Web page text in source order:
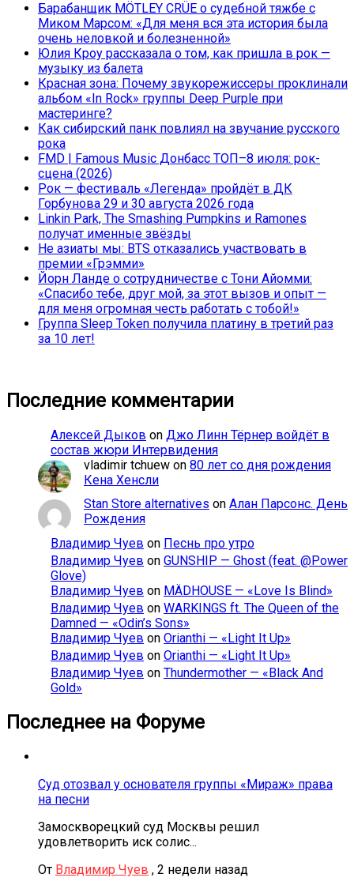
Барабанщик MÖTLEY CRÜE о судебной тяжбе с
Миком Марсом: «Для меня вся эта история была
очень неловкой и болезненной»
Юлия Кроу рассказала о том, как пришла в рок —
музыку из балета
Красная зона: Почему звукорежиссеры проклинали
альбом «In Rock» группы Deep Purple при
мастеринге?
Как сибирский панк повлиял на звучание русского
рока
FMD | Famous Music Донбасс ТОП–8 июля: рок-
сцена (2026)
Рок — фестиваль «Легенда» пройдёт в ДК
Горбунова 29 и 30 августа 2026 года
Linkin Park, The Smashing Pumpkins и Ramones
получат именные звёзды
Не азиаты мы: BTS отказались участвовать в
премии «Грэмми»
Йорн Ланде о сотрудничестве с Тони Айомми:
«Спасибо тебе, друг мой, за этот вызов и опыт —
для меня огромная честь работать с тобой!»
Группа Sleep Token получила платину в третий раз
за 10 лет!
Последние комментарии
Алексей Дыков on Джо Линн Тёрнер войдёт в
состав жюри Интервидения
vladimir tchuew on 80 лет со дня рождения
Кена Хенсли
Stan Store alternatives on Алан Парсонс. День
Рождения
Владимир Чуев on Песнь про утро
Владимир Чуев on GUNSHIP — Ghost (feat. @Power
Glove)
Владимир Чуев on MÄDHOUSE — «Love Is Blind»
Владимир Чуев on WARKINGS ft. The Queen of the
Damned — «Odin’s Sons»
Владимир Чуев on Orianthi — «Light It Up»
Владимир Чуев on Orianthi — «Light It Up»
Владимир Чуев on Thundermother — «Black And
Gold»
Последнее на Форуме
Суд отозвал у основателя группы «Мираж» права
на песни
Замоскворецкий суд Москвы решил
удовлетворить иск солис...
От Владимир Чуев , 2 недели назад